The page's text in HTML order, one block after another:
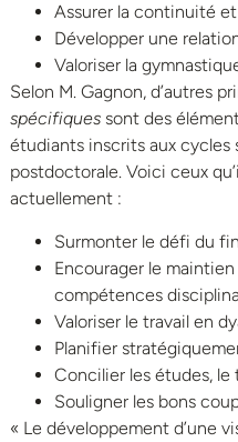
Assurer la continuité
Développer une
Valoriser la
Selon M. Gagnon, d’autres
spécifiques sont des
étudiants inscrits aux cycles
postdoctorale. Voici ceux
actuellement :
Surmonter le défi du
Encourager le
compétences
Valoriser le travail en
Planifier
Concilier les études, le
Souligner les bons
« Le développement d’une